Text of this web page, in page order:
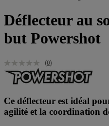
Déflecteur au
but Powershot
(0)
Ce déflecteur est idéal
agilité et la coordination